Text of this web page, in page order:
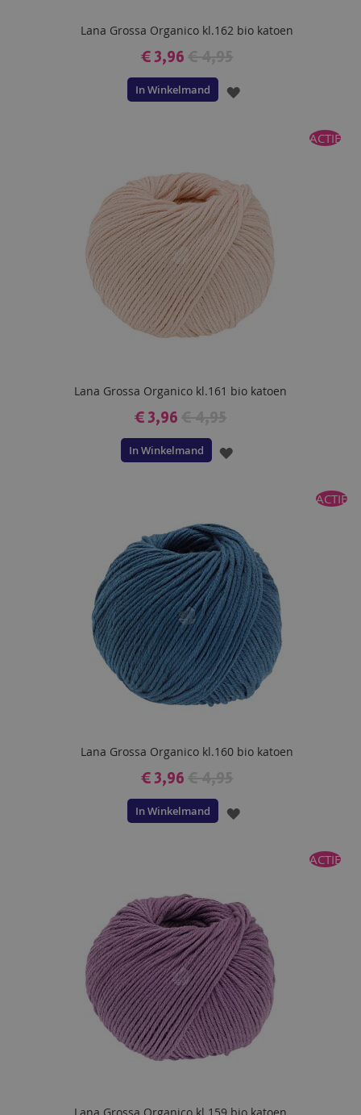
Lana Grossa Organico kl.162 bio katoen
€ 3,96
In Winkelmand
VOEG
ACTIE
Lana Grossa Organico kl.161 bio katoen
€ 3,96
In Winkelmand
VOEG
VERLANGLIJST
ACTIE
Lana Grossa Organico kl.160 bio katoen
€ 3,96
In Winkelmand
VOEG
ACTIE